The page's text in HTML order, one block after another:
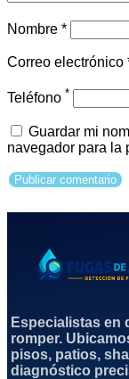
Nombre *
Correo electrónico
Teléfono *
Guardar mi
navegador para la
Especialistas en
romper.
pisos, patios,
diagnóstico